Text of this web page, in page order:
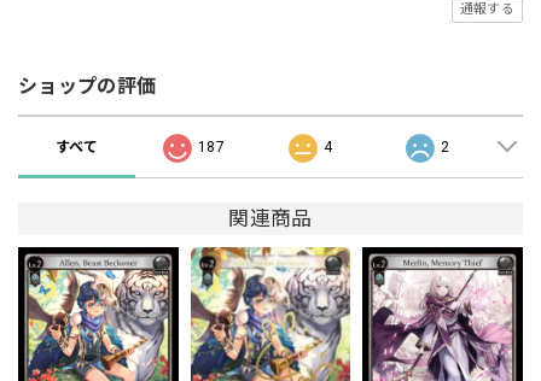
通報する
ショップの評価
すべて 187 4 2
関連商品